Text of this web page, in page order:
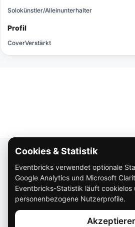
Solokünstler/Alleinunterhalter
Profil
CoverVerstärkt
Über Eventbricks
So funktioniert Eventbricks
Impressum
Datenschutz
Cookies & Statistik
Eventbricks verwendet optionale
Google Analytics und Microsoft
Eventbricks-Statistik läuft cookielos
personenbezogene Nutzerprofile.